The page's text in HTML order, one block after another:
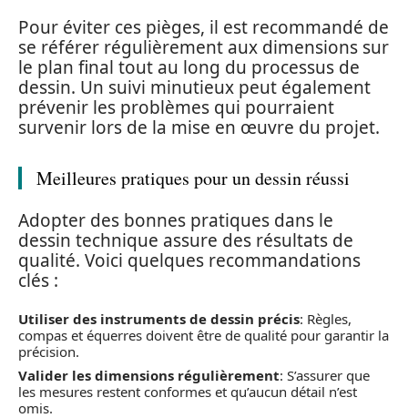
Pour éviter ces pièges, il est recommandé de
se référer régulièrement aux dimensions sur
le plan final tout au long du processus de
dessin. Un suivi minutieux peut également
prévenir les problèmes qui pourraient
survenir lors de la mise en œuvre du projet.
Meilleures pratiques pour un dessin réussi
Adopter des bonnes pratiques dans le
dessin technique assure des résultats de
qualité. Voici quelques recommandations
clés :
Utiliser des instruments de dessin précis: Règles,
compas et équerres doivent être de qualité pour garantir la
précision.
Valider les dimensions régulièrement: S’assurer que
les mesures restent conformes et qu’aucun détail n’est
omis.